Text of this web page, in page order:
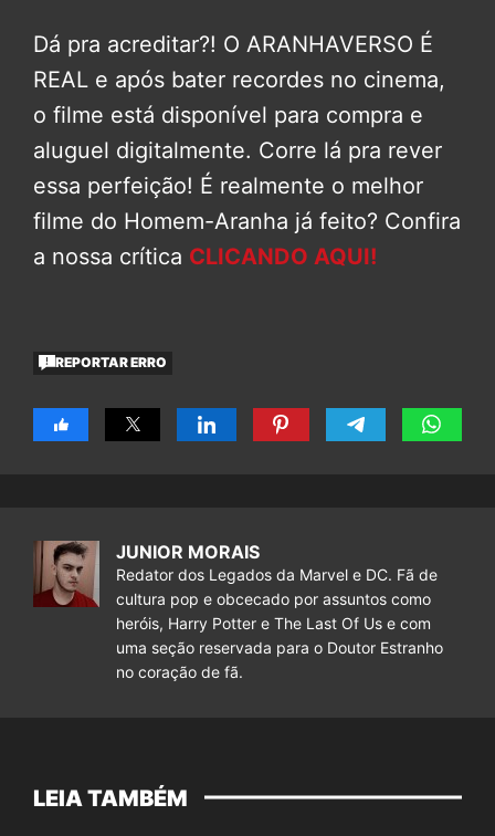
Dá pra acreditar?! O ARANHAVERSO É
REAL e após bater recordes no cinema,
o filme está disponível para compra e
aluguel digitalmente. Corre lá pra rever
essa perfeição! É realmente o melhor
filme do Homem-Aranha já feito? Confira
a nossa crítica CLICANDO AQUI!
REPORTAR ERRO
JUNIOR MORAIS
Redator dos Legados da Marvel e DC. Fã de
cultura pop e obcecado por assuntos como
heróis, Harry Potter e The Last Of Us e com
uma seção reservada para o Doutor Estranho
no coração de fã.
LEIA TAMBÉM